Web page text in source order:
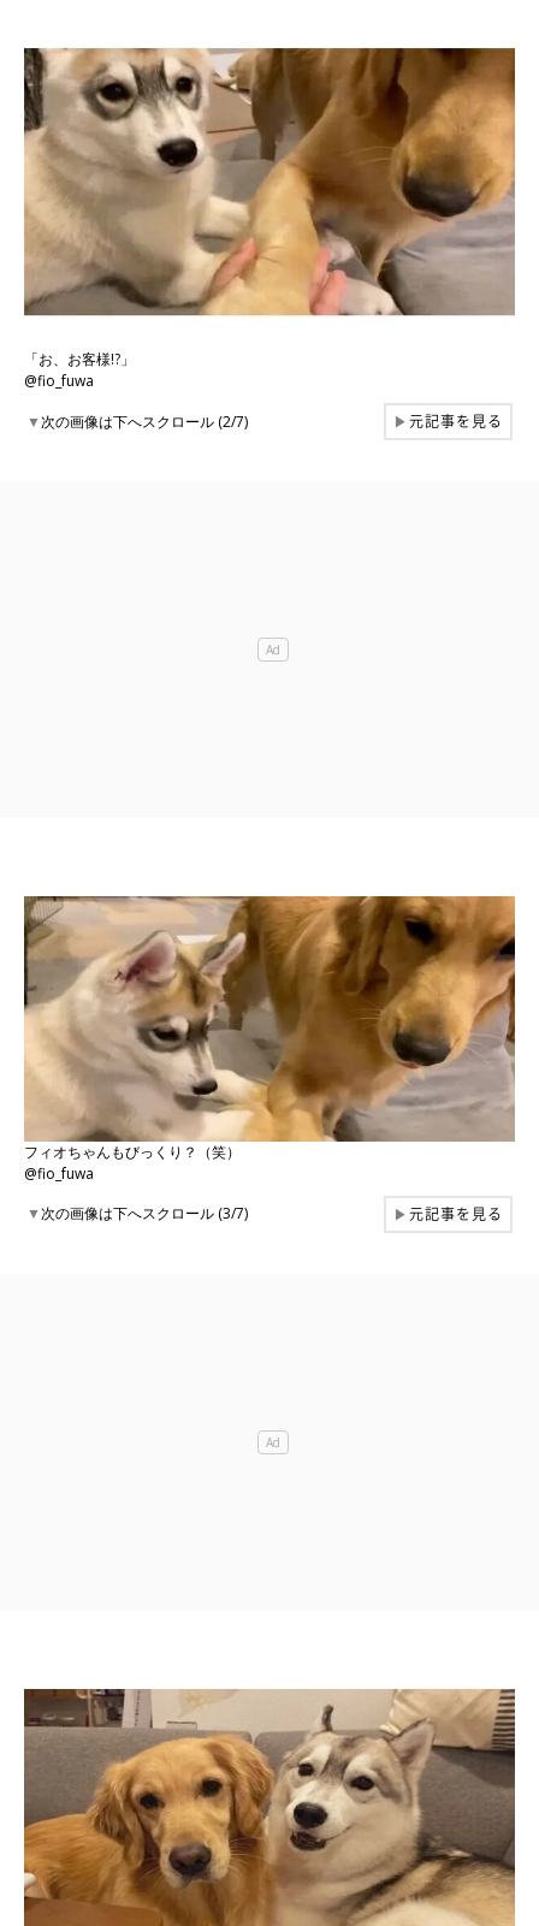
「お、お客様!?」
@fio_fuwa
▼次の画像は下へスクロール (2/7) ▶元記事を見る
フィオちゃんもびっくり？（笑）
@fio_fuwa
▼次の画像は下へスクロール (3/7) ▶元記事を見る